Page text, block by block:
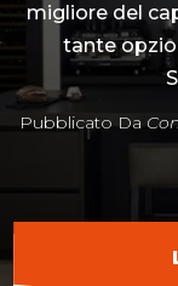
migliore del
tante
Pubblicato Da